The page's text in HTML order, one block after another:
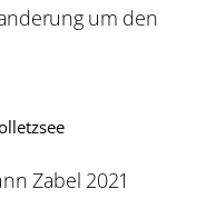
um den
Zabel 2021